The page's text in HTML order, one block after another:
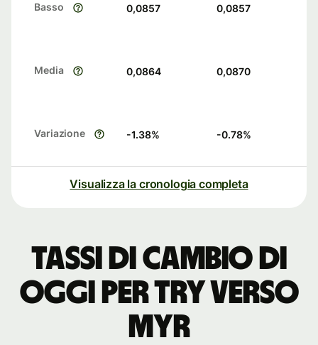
Basso 0,0857 0,0857
Media 0,0864 0,0870
Variazione -1.38% -0.78%
Visualizza la cronologia completa
Tassi di cambio di
oggi per TRY verso
MYR